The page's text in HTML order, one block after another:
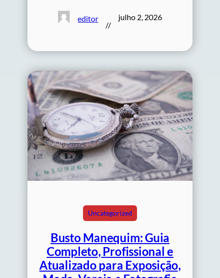
editor
//
julho 2, 2026
Uncategorized
Busto Manequim: Guia
Completo, Profissional e
Atualizado para Exposição,